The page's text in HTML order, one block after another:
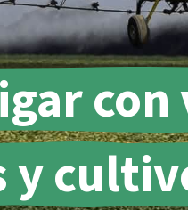
con
y